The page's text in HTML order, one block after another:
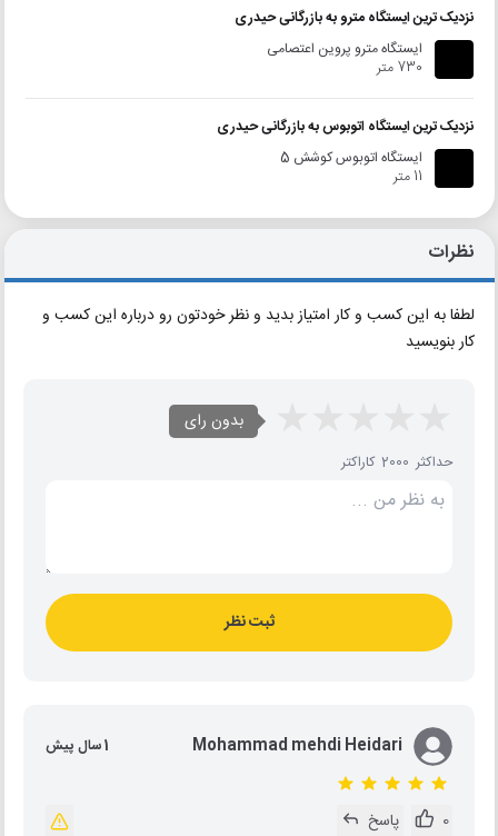
نزدیک ترین ایستگاه مترو به بازرگانی حیدری
ایستگاه مترو پروین اعتصامی
730 متر
نزدیک ترین ایستگاه اتوبوس به بازرگانی حیدری
ایستگاه اتوبوس کوشش 5
11 متر
نظرات
لطفا به این کسب و کار امتیاز بدید و نظر خودتون رو درباره این کسب و
کار بنویسید
بدون رای
حداکثر 2000 کاراکتر
ثبت نظر
Mohammad mehdi Heidari 1 سال پیش
0 پاسخ